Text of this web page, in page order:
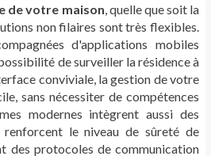
de votre maison , quelle que soit la
non filaires sont très flexibles.
d'applications mobiles
de surveiller la résidence à
conviviale, la gestion de votre
sans nécessiter de compétences
modernes intègrent aussi des
renforcent le niveau de sûreté de
des protocoles de communication